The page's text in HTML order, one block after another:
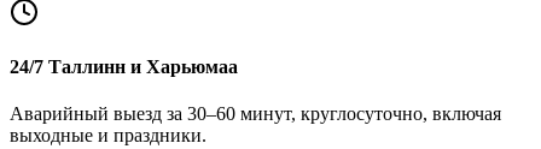
24/7 Таллинн и Харьюмаа
Аварийный выезд за 30–60 минут, круглосуточно, включая
выходные и праздники.